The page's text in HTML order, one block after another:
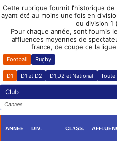
Cette rubrique fournit l'historique de
ayant été au moins une fois en
ou division 1
Pour chaque année, sont fournis
affluences moyennes de
france, de coupe de la
Football Rugby
D1 D1 et D2 D1,D2 et National Toute
Club
Cannes
ANNEE DIV. CLASS.